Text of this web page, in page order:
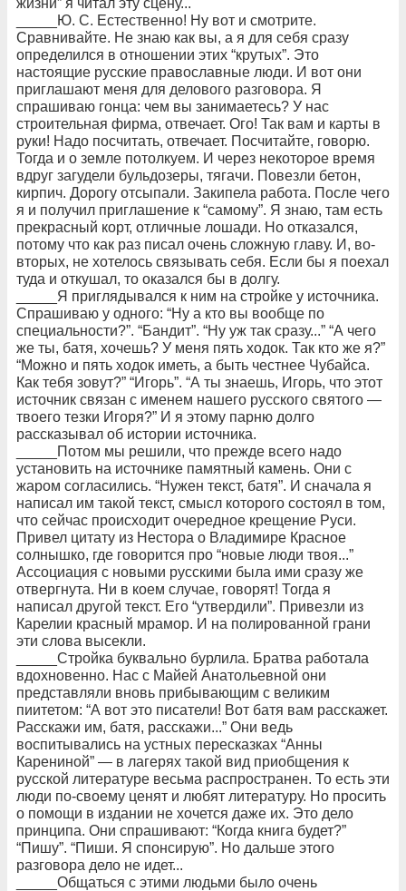
жизни” я читал эту сцену...
_____Ю. С. Естественно! Ну вот и смотрите.
Сравнивайте. Не знаю как вы, а я для себя сразу
определился в отношении этих “крутых”. Это
настоящие русские православные люди. И вот они
приглашают меня для делового разговора. Я
спрашиваю гонца: чем вы занимаетесь? У нас
строительная фирма, отвечает. Ого! Так вам и карты в
руки! Надо посчитать, отвечает. Посчитайте, говорю.
Тогда и о земле потолкуем. И через некоторое время
вдруг загудели бульдозеры, тягачи. Повезли бетон,
кирпич. Дорогу отсыпали. Закипела работа. После чего
я и получил приглашение к “самому”. Я знаю, там есть
прекрасный корт, отличные лошади. Но отказался,
потому что как раз писал очень сложную главу. И, во-
вторых, не хотелось связывать себя. Если бы я поехал
туда и откушал, то оказался бы в долгу.
_____Я приглядывался к ним на стройке у источника.
Спрашиваю у одного: “Ну а кто вы вообще по
специальности?”. “Бандит”. “Ну уж так сразу...” “А чего
же ты, батя, хочешь? У меня пять ходок. Так кто же я?”
“Можно и пять ходок иметь, а быть честнее Чубайса.
Как тебя зовут?” “Игорь”. “А ты знаешь, Игорь, что этот
источник связан с именем нашего русского святого —
твоего тезки Игоря?” И я этому парню долго
рассказывал об истории источника.
_____Потом мы решили, что прежде всего надо
установить на источнике памятный камень. Они с
жаром согласились. “Нужен текст, батя”. И сначала я
написал им такой текст, смысл которого состоял в том,
что сейчас происходит очередное крещение Руси.
Привел цитату из Нестора о Владимире Красное
солнышко, где говорится про “новые люди твоя...”
Ассоциация с новыми русскими была ими сразу же
отвергнута. Ни в коем случае, говорят! Тогда я
написал другой текст. Его “утвердили”. Привезли из
Карелии красный мрамор. И на полированной грани
эти слова высекли.
_____Стройка буквально бурлила. Братва работала
вдохновенно. Нас с Майей Анатольевной они
представляли вновь прибывающим с великим
пиитетом: “А вот это писатели! Вот батя вам расскажет.
Расскажи им, батя, расскажи...” Они ведь
воспитывались на устных пересказках “Анны
Карениной” — в лагерях такой вид приобщения к
русской литературе весьма распространен. То есть эти
люди по-своему ценят и любят литературу. Но просить
о помощи в издании не хочется даже их. Это дело
принципа. Они спрашивают: “Когда книга будет?”
“Пишу”. “Пиши. Я спонсирую”. Но дальше этого
разговора дело не идет...
_____Общаться с этими людьми было очень